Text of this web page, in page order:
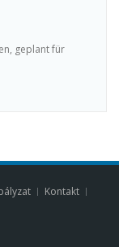
geplant für
Kontakt